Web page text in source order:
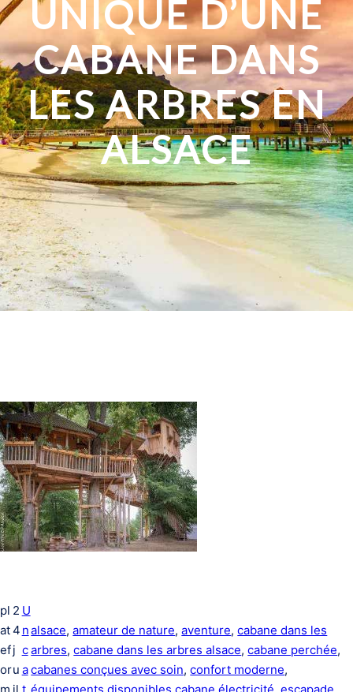
UNIQUE D’UNE
CABANE DANS
LES ARBRES EN
ALSACE
pl
at
ef
or
2
4
j
u
U
n
c
a
alsace, amateur de nature, aventure, cabane dans les
arbres, cabane dans les arbres alsace, cabane perchée
cabanes conçues avec soin, confort moderne